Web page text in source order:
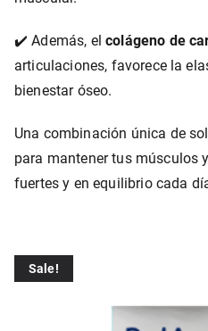
✔️ Además, elcolágeno de
articulaciones, favorece la
bienestar óseo.
Una combinación única de
para mantener tus músculos
fuertes y en equilibrio cada
Sale!